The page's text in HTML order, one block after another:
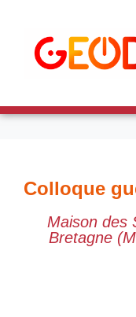
Colloque
Maison des
Bretagne